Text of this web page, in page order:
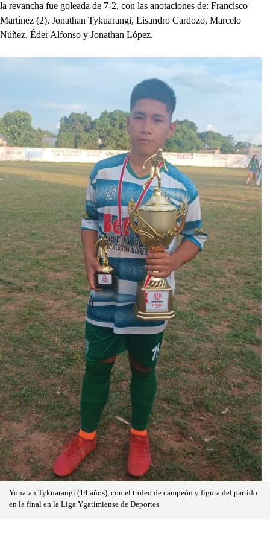
la revancha fue goleada de 7-2, con las anotaciones de: Francisco
Martínez (2), Jonathan Tykuarangi, Lisandro Cardozo, Marcelo
Núñez, Éder Alfonso y Jonathan López.
Yonatan Tykuarangi (14 años), con el trofeo de campeón y figura del partido
en la final en la Liga Ygatimiense de Deportes